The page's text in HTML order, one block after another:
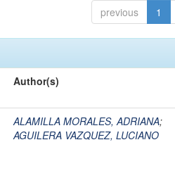
previous 1
Author(s)
ALAMILLA MORALES, ADRIANA;
AGUILERA VAZQUEZ, LUCIANO